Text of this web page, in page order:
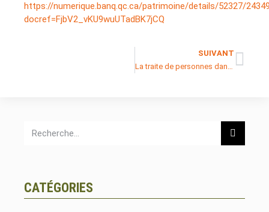
https://numerique.banq.qc.ca/patrimoine/details/52327/
docref=FjbV2_vKU9wuUTadBK7jCQ
SUIVANT
CATÉGORIES